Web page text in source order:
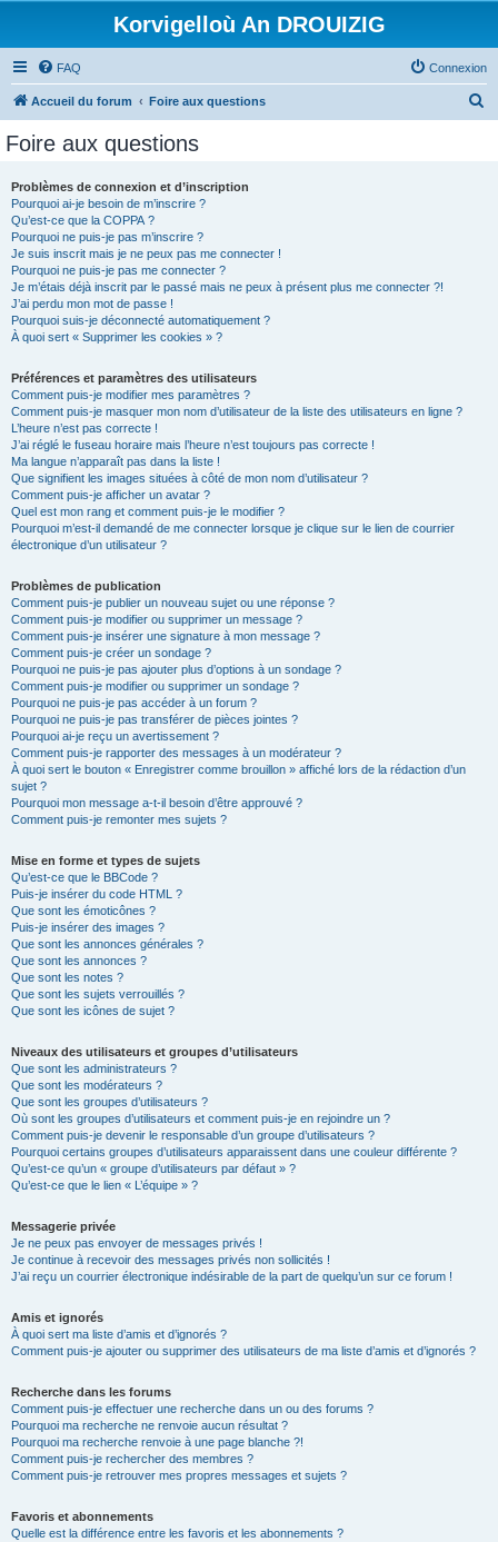
Korvigelloù An DROUIZIG
FAQ Connexion
Accueil du forum Foire aux questions
Foire aux questions
Problèmes de connexion et d’inscription
Pourquoi ai-je besoin de m’inscrire ?
Qu’est-ce que la COPPA ?
Pourquoi ne puis-je pas m’inscrire ?
Je suis inscrit mais je ne peux pas me connecter !
Pourquoi ne puis-je pas me connecter ?
Je m’étais déjà inscrit par le passé mais ne peux à présent plus me connecter ?!
J’ai perdu mon mot de passe !
Pourquoi suis-je déconnecté automatiquement ?
À quoi sert « Supprimer les cookies » ?
Préférences et paramètres des utilisateurs
Comment puis-je modifier mes paramètres ?
Comment puis-je masquer mon nom d’utilisateur de la liste des utilisateurs en ligne ?
L’heure n’est pas correcte !
J’ai réglé le fuseau horaire mais l’heure n’est toujours pas correcte !
Ma langue n’apparaît pas dans la liste !
Que signifient les images situées à côté de mon nom d’utilisateur ?
Comment puis-je afficher un avatar ?
Quel est mon rang et comment puis-je le modifier ?
Pourquoi m’est-il demandé de me connecter lorsque je clique sur le lien de courrier
électronique d’un utilisateur ?
Problèmes de publication
Comment puis-je publier un nouveau sujet ou une réponse ?
Comment puis-je modifier ou supprimer un message ?
Comment puis-je insérer une signature à mon message ?
Comment puis-je créer un sondage ?
Pourquoi ne puis-je pas ajouter plus d’options à un sondage ?
Comment puis-je modifier ou supprimer un sondage ?
Pourquoi ne puis-je pas accéder à un forum ?
Pourquoi ne puis-je pas transférer de pièces jointes ?
Pourquoi ai-je reçu un avertissement ?
Comment puis-je rapporter des messages à un modérateur ?
À quoi sert le bouton « Enregistrer comme brouillon » affiché lors de la rédaction d’un
sujet ?
Pourquoi mon message a-t-il besoin d’être approuvé ?
Comment puis-je remonter mes sujets ?
Mise en forme et types de sujets
Qu’est-ce que le BBCode ?
Puis-je insérer du code HTML ?
Que sont les émoticônes ?
Puis-je insérer des images ?
Que sont les annonces générales ?
Que sont les annonces ?
Que sont les notes ?
Que sont les sujets verrouillés ?
Que sont les icônes de sujet ?
Niveaux des utilisateurs et groupes d’utilisateurs
Que sont les administrateurs ?
Que sont les modérateurs ?
Que sont les groupes d’utilisateurs ?
Où sont les groupes d’utilisateurs et comment puis-je en rejoindre un ?
Comment puis-je devenir le responsable d’un groupe d’utilisateurs ?
Pourquoi certains groupes d’utilisateurs apparaissent dans une couleur différente ?
Qu’est-ce qu’un « groupe d’utilisateurs par défaut » ?
Qu’est-ce que le lien « L’équipe » ?
Messagerie privée
Je ne peux pas envoyer de messages privés !
Je continue à recevoir des messages privés non sollicités !
J’ai reçu un courrier électronique indésirable de la part de quelqu’un sur ce forum !
Amis et ignorés
À quoi sert ma liste d’amis et d’ignorés ?
Comment puis-je ajouter ou supprimer des utilisateurs de ma liste d’amis et d’ignorés ?
Recherche dans les forums
Comment puis-je effectuer une recherche dans un ou des forums ?
Pourquoi ma recherche ne renvoie aucun résultat ?
Pourquoi ma recherche renvoie à une page blanche ?!
Comment puis-je rechercher des membres ?
Comment puis-je retrouver mes propres messages et sujets ?
Favoris et abonnements
Quelle est la différence entre les favoris et les abonnements ?